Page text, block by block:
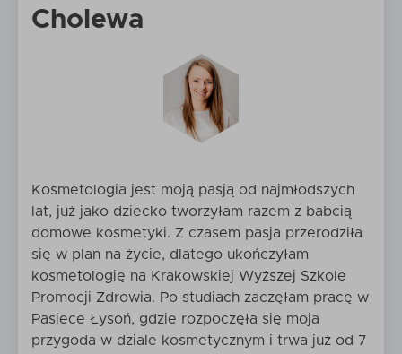
Cholewa
Kosmetologia jest moją pasją od najmłodszych
lat, już jako dziecko tworzyłam razem z babcią
domowe kosmetyki. Z czasem pasja przerodziła
się w plan na życie, dlatego ukończyłam
kosmetologię na Krakowskiej Wyższej Szkole
Promocji Zdrowia. Po studiach zaczęłam pracę w
Pasiece Łysoń, gdzie rozpoczęła się moja
przygoda w dziale kosmetycznym i trwa już od 7